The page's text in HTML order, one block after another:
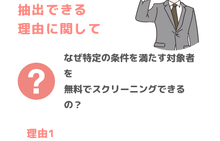
抽出できる
理由に関して
なぜ特定の条件を満たす対象者
を
無料でスクリーニングできる
の？
理由1